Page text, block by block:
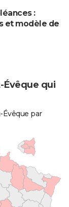
:
et modèle de
Évêque qui
par